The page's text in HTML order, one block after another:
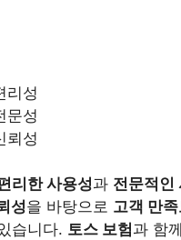
리성
문성
뢰성
리한 사용성과 전문적인
성을 바탕으로 고객 만
습니다. 토스 보험과 함께